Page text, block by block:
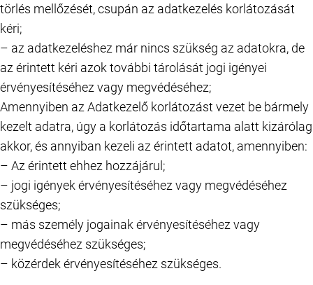
törlés mellőzését, csupán az adatkezelés korlátozását
kéri;
– az adatkezeléshez már nincs szükség az adatokra, de
az érintett kéri azok további tárolását jogi igényei
érvényesítéséhez vagy megvédéséhez;
Amennyiben az Adatkezelő korlátozást vezet be bármely
kezelt adatra, úgy a korlátozás időtartama alatt kizárólag
akkor, és annyiban kezeli az érintett adatot, amennyiben:
– Az érintett ehhez hozzájárul;
– jogi igények érvényesítéséhez vagy megvédéséhez
szükséges;
– más személy jogainak érvényesítéséhez vagy
megvédéséhez szükséges;
– közérdek érvényesítéséhez szükséges.